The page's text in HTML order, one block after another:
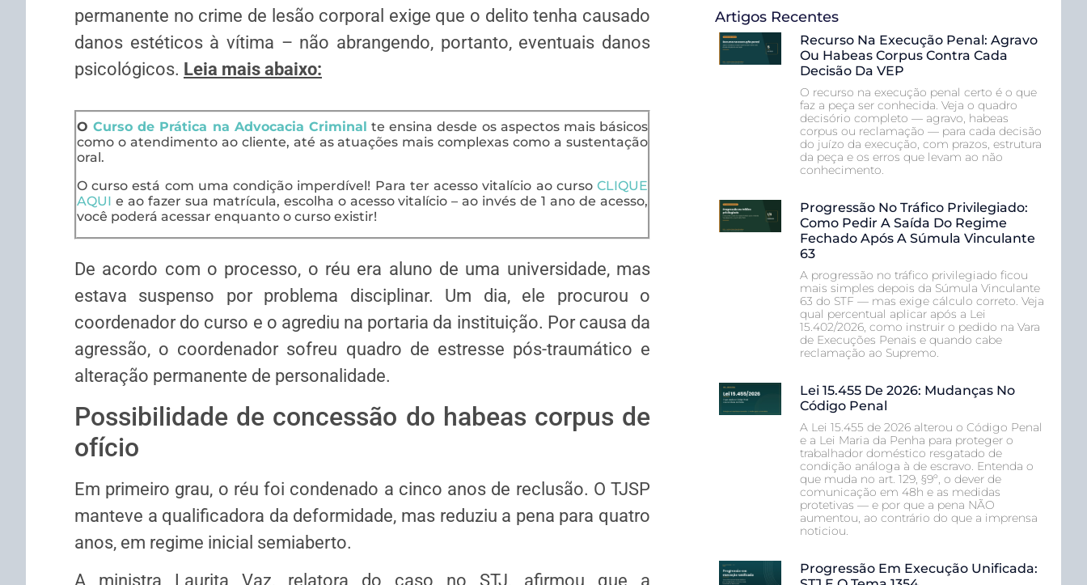
permanente no crime de lesão corporal exige que o delito tenha causado
danos estéticos à vítima – não abrangendo, portanto, eventuais danos
psicológicos. Leia mais abaixo:
OCurso de Prática na Advocacia Criminal te ensina desde os aspectos mais básicos
como o atendimento ao cliente, até as atuações mais complexas como a sustentação
oral.
O curso está com uma condição imperdível! Para ter acesso vitalício ao curso CLIQUE
AQUI e ao fazer sua matrícula, escolha o acesso vitalício – ao invés de 1 ano de acesso,
você poderá acessar enquanto o curso existir!
De acordo com o processo, o réu era aluno de uma universidade, mas
estava suspenso por problema disciplinar. Um dia, ele procurou o
coordenador do curso e o agrediu na portaria da instituição. Por causa da
agressão, o coordenador sofreu quadro de estresse pós-traumático e
alteração permanente de personalidade.
Possibilidade de concessão do habeas corpus de
ofício
Em primeiro grau, o réu foi condenado a cinco anos de reclusão. O TJSP
manteve a qualificadora da deformidade, mas reduziu a pena para quatro
anos, em regime inicial semiaberto.
A ministra Laurita Vaz, relatora do caso no STJ, afirmou que a
Artigos Recentes
Recurso Na Execução Penal: Agravo
Ou Habeas Corpus Contra Cada
Decisão Da VEP
O recurso na execução penal certo é o que
faz a peça ser conhecida. Veja o quadro
decisório completo — agravo, habeas
corpus ou reclamação — para cada decisão
do juízo da execução, com prazos, estrutura
da peça e os erros que levam ao não
conhecimento.
Progressão No Tráfico Privilegiado:
Como Pedir A Saída Do Regime
Fechado Após A Súmula Vinculante
63
A progressão no tráfico privilegiado ficou
mais simples depois da Súmula Vinculante
63 do STF — mas exige cálculo correto. Veja
qual percentual aplicar após a Lei
15.402/2026, como instruir o pedido na Vara
de Execuções Penais e quando cabe
reclamação ao Supremo.
Lei 15.455 De 2026: Mudanças No
Código Penal
A Lei 15.455 de 2026 alterou o Código Penal
e a Lei Maria da Penha para proteger o
trabalhador doméstico resgatado de
condição análoga à de escravo. Entenda o
que muda no art. 129, §9º, o dever de
comunicação em 48h e as medidas
protetivas — e por que a pena NÃO
aumentou, ao contrário do que a imprensa
noticiou.
Progressão Em Execução Unificada: